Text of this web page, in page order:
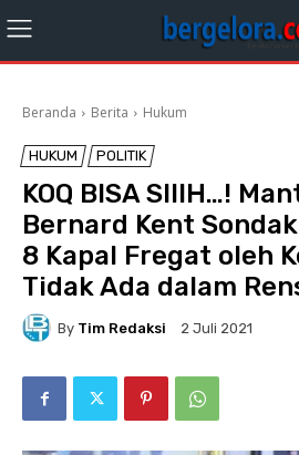
Beranda Berita Hukum
HUKUM POLITIK
KOQ BISA SIIIH…!
Bernard Kent
8 Kapal Fregat oleh
Tidak Ada dalam
By Tim Redaksi 2 Juli 2021